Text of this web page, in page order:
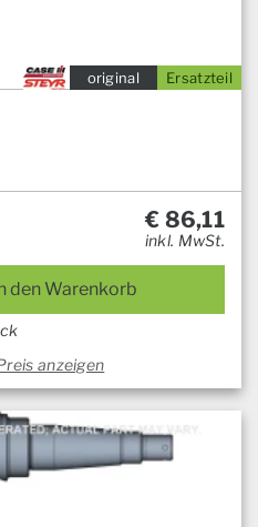
Ersatzteil
original
€ 86,11
inkl. MwSt.
den Warenkorb
anzeigen